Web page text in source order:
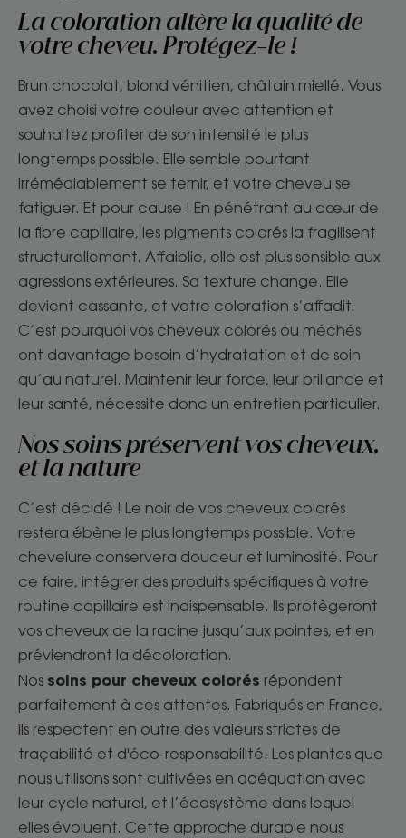
La coloration altère la qualité de
votre cheveu. Protégez-le !
Brun chocolat, blond vénitien, châtain miellé. Vous
avez choisi votre couleur avec attention et
souhaitez profiter de son intensité le plus
longtemps possible. Elle semble pourtant
irrémédiablement se ternir, et votre cheveu se
fatiguer. Et pour cause ! En pénétrant au cœur de
la fibre capillaire, les pigments colorés la fragilisent
structurellement. Affaiblie, elle est plus sensible aux
agressions extérieures. Sa texture change. Elle
devient cassante, et votre coloration s’affadit.
C’est pourquoi vos cheveux colorés ou méchés
ont davantage besoin d’hydratation et de soin
qu’au naturel. Maintenir leur force, leur brillance et
leur santé, nécessite donc un entretien particulier.
Nos soins préservent vos cheveux,
et la nature
C’est décidé ! Le noir de vos cheveux colorés
restera ébène le plus longtemps possible. Votre
chevelure conservera douceur et luminosité. Pour
ce faire, intégrer des produits spécifiques à votre
routine capillaire est indispensable. Ils protègeront
vos cheveux de la racine jusqu’aux pointes, et en
préviendront la décoloration.
Nos soins pour cheveux colorés répondent
parfaitement à ces attentes. Fabriqués en France,
ils respectent en outre des valeurs strictes de
traçabilité et d'éco-responsabilité. Les plantes que
nous utilisons sont cultivées en adéquation avec
leur cycle naturel, et l’écosystème dans lequel
elles évoluent. Cette approche durable nous